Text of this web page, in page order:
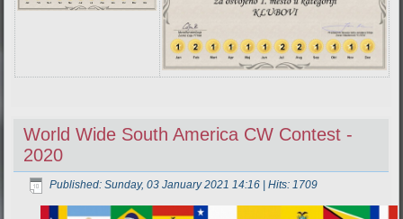
World Wide South America CW Contest -
2020
Published: Sunday, 03 January 2021 14:16 | Hits: 1709